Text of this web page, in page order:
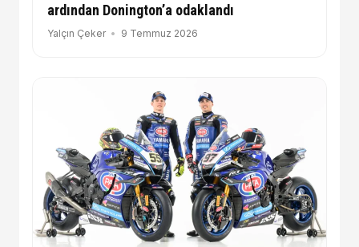
ardından Donington’a odaklandı
Yalçın Çeker 9 Temmuz 2026